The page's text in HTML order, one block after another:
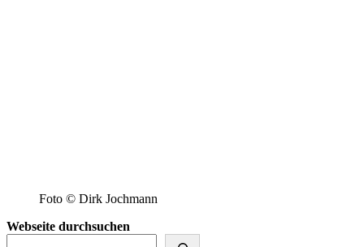
Foto © Dirk Jochmann
Webseite durchsuchen